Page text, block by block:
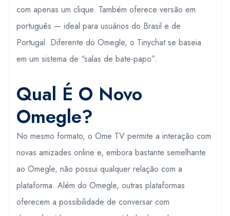
com apenas um clique. Também oferece versão em
português — ideal para usuários do Brasil e de
Portugal. Diferente do Omegle, o Tinychat se baseia
em um sistema de “salas de bate-papo”.
Qual É O Novo
Omegle?
No mesmo formato, o Ome TV permite a interação com
novas amizades online e, embora bastante semelhante
ao Omegle, não possui qualquer relação com a
plataforma. Além do Omegle, outras plataformas
oferecem a possibilidade de conversar com